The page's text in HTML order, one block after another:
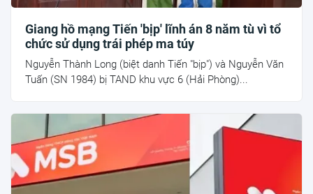
Giang hồ mạng Tiến 'bịp' lĩnh án 8 năm tù vì tổ
chức sử dụng trái phép ma túy
Nguyễn Thành Long (biệt danh Tiến "bịp") và Nguyễn Văn
Tuấn (SN 1984) bị TAND khu vực 6 (Hải Phòng)...